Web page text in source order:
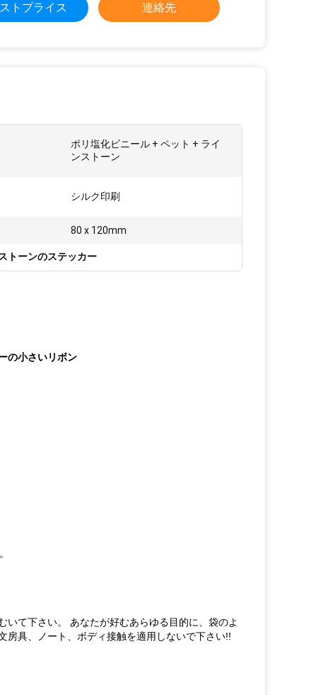
トプライス 連絡先
ポリ塩化ビニール + ペット + ライ
ンストーン
シルク印刷
80 x 120mm
トーンのステッカー
の小さいリボン
て下さい。 あなたが好むあらゆる目的に、袋のよ
房具、ノート、ボディ接触を適用しないで下さい!!